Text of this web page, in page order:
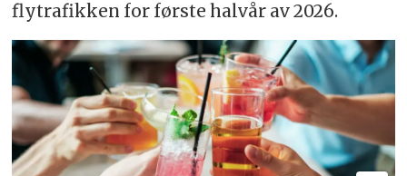
flytrafikken for første halvår av 2026.